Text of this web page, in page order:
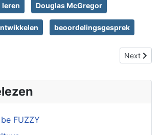
leren Douglas McGregor
beoordelingsgesprek
Next
Next
FUZZY